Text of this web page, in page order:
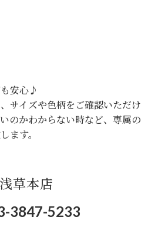
安心♪
サイズや色柄をご確認いただけ
のかわからない時など、専属の
ます。
浅草本店
3847-5233